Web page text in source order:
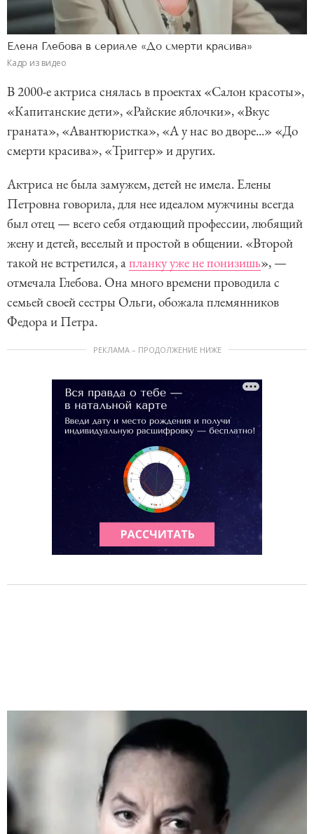
Елена Глебова в сериале «До смерти красива»
Кадр из видео
В 2000-е актриса снялась в проектах «Салон красоты»,
«Капитанские дети», «Райские яблочки», «Вкус
граната», «Авантюристка», «А у нас во дворе...» «До
смерти красива», «Триггер» и других.
Актриса не была замужем, детей не имела. Елены
Петровна говорила, для нее идеалом мужчины всегда
был отец — всего себя отдающий профессии, любящий
жену и детей, веселый и простой в общении. «Второй
такой не встретился, апланку уже не понизишь», —
отмечала Глебова. Она много времени проводила с
семьей своей сестры Ольги, обожала племянников
Федора и Петра.
РЕКЛАМА – ПРОДОЛЖЕНИЕ НИЖЕ